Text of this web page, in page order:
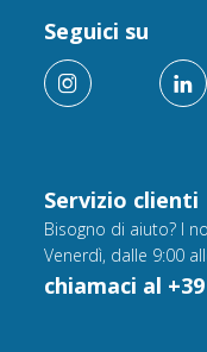
Servizio clienti
Bisogno di aiuto? I
Venerdì, dalle 9:00
chiamaci al
Seguici su